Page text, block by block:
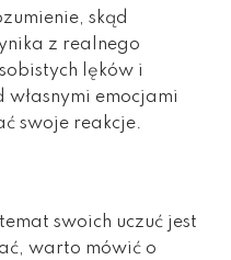
skąd
z realnego
lęków i
własnymi emocjami
swoje reakcje.
swoich uczuć jest
warto mówić o